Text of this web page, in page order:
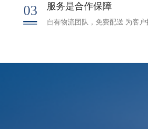
03 服务是合作保障
自有物流团队，免费配送 为客